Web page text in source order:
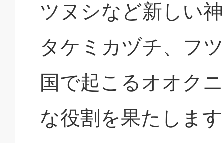
ツヌシなど新しい
タケミカヅチ、フ
国で起こるオオク
な役割を果たしま